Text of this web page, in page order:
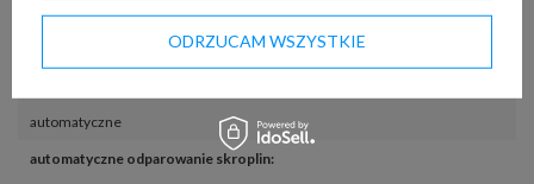
oświetlenie LED:
automatyczne
automatyczne odparowanie skroplin:
ODRZUCAM WSZYSTKIE